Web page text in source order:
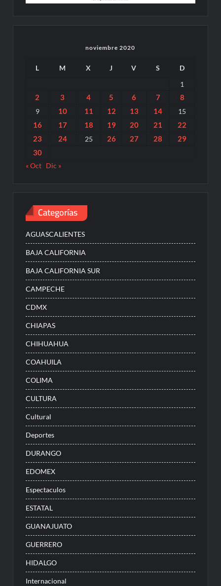
noviembre 2020
L M X J V S
D
1
2 3 4 5 6 7 8
9 10 11 12 13 14 15
16 17 18 19 20 21
22
23
24 25 26 27 28
29
30
« Oct Dic »
Categorías
AGUASCALIENTES
BAJA CALIFORNIA
BAJA CALIFORNIA SUR
CAMPECHE
CDMX
CHIAPAS
CHIHUAHUA
COAHUILA
COLIMA
CULTURA
Cultural
Deportes
DURANGO
EDOMEX
Espectaculos
ESTATAL
GUANAJUATO
GUERRERO
HIDALGO
Internacional